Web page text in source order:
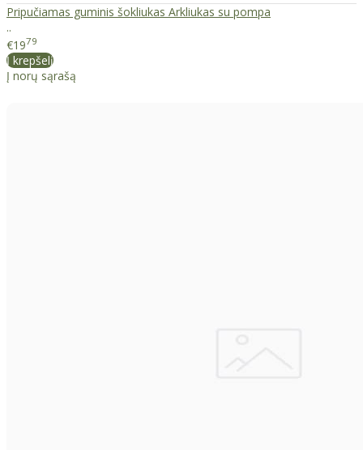
Pripučiamas guminis šokliukas Arkliukas su pompa
..
€1979
Į krepšelį
Į norų sąrašą